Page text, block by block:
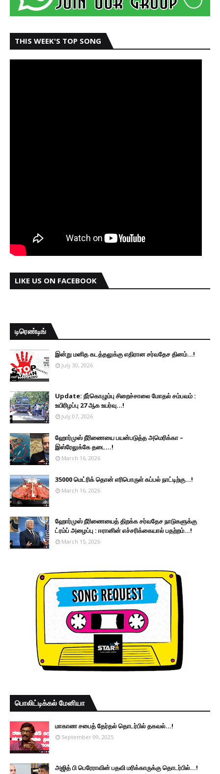
THIS WEEK'S TOP SONG
LIKE US ON FACEBOOK
டிரெண்டிங்
இன்று மனித கடத்தலுக்கு எதிரான சர்வதேச தினம்...!
July 30, 2026
Update: நீர்கொழும்பு சிறைச்சாலை மோதல் சம்பவம் :
உயிரிழப்பு 27 ஆக உயர்வு...!
July 07, 2026
ஹோர்முஸ் நீரிணையை பயன்படுத்த அமெரிக்கா –
இஸ்ரேலுக்கே தடை...!
March 16, 2026
35000 மெட்ரிக் தொன் எரிபொருள் கப்பல் நாட்டிற்கு...!
March 16, 2026
ஹோர்முஸ் நீரிணையைத் திறக்க சர்வதேச நாடுகளுக்கு
ட்ரம்ப் அழைப்பு : ஈரானின் எச்சரிக்கையால் பதற்றம்...!
March 15, 2026
பொலிட்டிக்கல் மேனியா
மாகாண சபைத் தேர்தல் தொடர்பில் தகவல்...!
September 09, 2025
அஜித் பி பெரேராவின் பதவி மரிக்காருக்கு தொடர்பில்...!